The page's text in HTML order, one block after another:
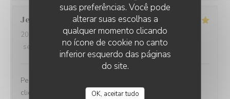
suas preferências. Você pode
alterar suas escolhas a
qualquer momento clicando
no ícone de cookie no canto
inferior esquerdo das páginas
do site.
OK, aceitar tudo
Jean Jacques B
2026-08-05
- 12:30 - guests 2
service
ambience: 5/5 menu: 5 /5 quality_price
Personnels très compétents service très à l’écoute des
clients on se sent pas du tout oppressé comme dans